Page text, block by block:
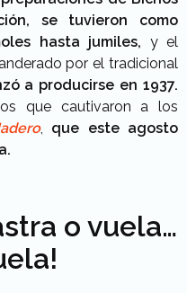
se tuvieron como
hasta jumiles, y el
por el tradicional
a producirse en 1937.
que cautivaron a los
, que este agosto
o vuela…